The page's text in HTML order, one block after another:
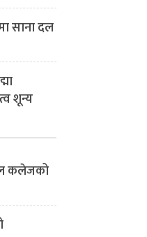
साना दल
शून्य
कलेजको